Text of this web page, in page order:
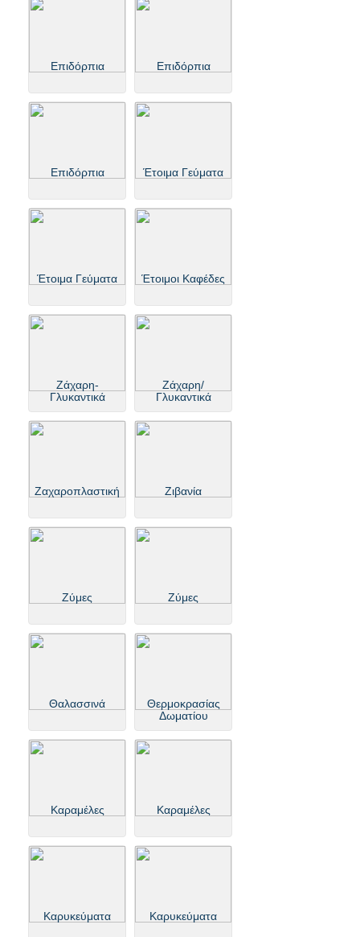
Επιδόρπια Επιδόρπια
Επιδόρπια Έτοιμα Γεύματα
Έτοιμα Γεύματα Έτοιμοι Καφέδες
Ζάχαρη-
Γλυκαντικά
Ζάχαρη/
Γλυκαντικά
Ζαχαροπλαστική Ζιβανία
Ζύμες Ζύμες
Θαλασσινά
Θερμοκρασίας
Δωματίου
Καραμέλες Καραμέλες
Καρυκεύματα Καρυκεύματα